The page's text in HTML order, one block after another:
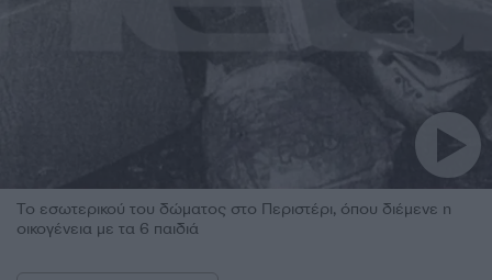
Το εσωτερικού του δώματος στο Περιστέρι, όπου διέμενε η
οικογένεια με τα 6 παιδιά